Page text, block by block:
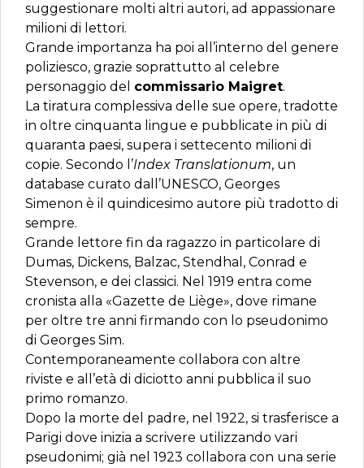
suggestionare molti altri autori, ad appassionare
milioni di lettori.
Grande importanza ha poi all’interno del genere
poliziesco, grazie soprattutto al celebre
personaggio del commissario Maigret.
La tiratura complessiva delle sue opere, tradotte
in oltre cinquanta lingue e pubblicate in più di
quaranta paesi, supera i settecento milioni di
copie. Secondo l’Index Translationum, un
database curato dall’UNESCO, Georges
Simenon è il quindicesimo autore più tradotto di
sempre.
Grande lettore fin da ragazzo in particolare di
Dumas, Dickens, Balzac, Stendhal, Conrad e
Stevenson, e dei classici. Nel 1919 entra come
cronista alla «Gazette de Liège», dove rimane
per oltre tre anni firmando con lo pseudonimo
di Georges Sim.
Contemporaneamente collabora con altre
riviste e all’età di diciotto anni pubblica il suo
primo romanzo.
Dopo la morte del padre, nel 1922, si trasferisce a
Parigi dove inizia a scrivere utilizzando vari
pseudonimi; già nel 1923 collabora con una serie